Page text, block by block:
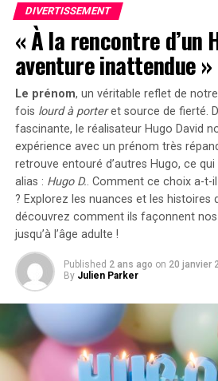
ses caractéristiques de sécurité,
polyvalence. Initialement conçue
numériqueBitcoin, les
blockchain s’étendent bien au-delà
De la sécurisation des dossiers
l’intégrité des processus
dresse comme un gardien dans un
plus numérique.
Dans les sections suivantes, nous
couches de cette merveille
ses origines, son fonctionnement,
concrètes et les défis qu’elle
le terrain complexe de la
objectif est de transformer la
scepticisme en compréhension.
découvrir les secrets de la
seulement son fonctionnement,
importance dans un monde qui se
numérique interconnecté.
DIVERTISSEMENT
« À la rencontre d’un
aventure inattendue »
Le prénom, un véritable reflet de
fois lourd à porteret source de fierté.
fascinante, le réalisateur Hugo David
expérience avec un prénom très
retrouve entouré d’autres Hugo, ce qui
alias : Hugo D.. Comment ce choix a-t-
? Explorez les nuances et les histoires
découvrez comment ils façonnent nos
jusqu’à l’âge adulte !
Published 2 ans ago on 20 janvier
By Julien Parker